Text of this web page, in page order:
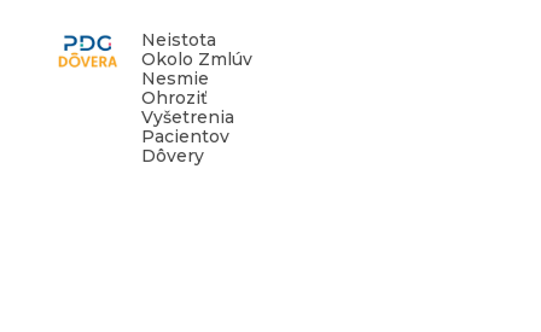
Neistota
Okolo Zmlúv
Nesmie
Ohroziť
Vyšetrenia
Pacientov
Dôvery